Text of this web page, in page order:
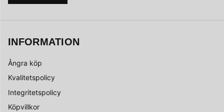
INFORMATION
Ångra köp
Kvalitetspolicy
Integritetspolicy
Köpvillkor